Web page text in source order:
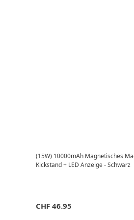
(15W) 10000mAh Magnetisches
Kickstand + LED Anzeige - Schwarz
CHF 46.95